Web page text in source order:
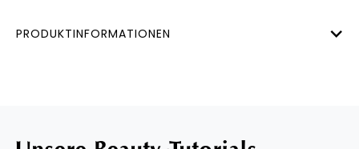
PRODUKTINFORMATIONEN